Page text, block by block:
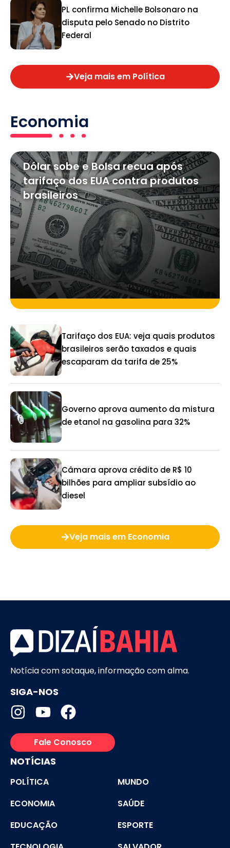
PL confirma Michelle Bolsonaro na
disputa pelo Senado no Distrito
Federal
Veja mais em Política
Economia
Dólar sobe e Bolsa recua após
tarifaço dos EUA contra produtos
brasileiros
Tarifaço dos EUA: veja quais produtos
brasileiros serão taxados e quais
escaparam da tarifa de 25%
Governo aprova aumento da mistura
de etanol na gasolina para 32%
Câmara aprova crédito de R$ 10
bilhões para ampliar subsídio ao
diesel
Veja mais em Economia
Notícia com sotaque, informação com alma.
SIGA-NOS
Fale Conosco
NOTÍCIAS
POLÍTICA
MUNDO
ECONOMIA
SAÚDE
EDUCAÇÃO
ESPORTE